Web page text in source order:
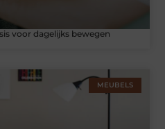
voor dagelijks bewegen
MEUBELS